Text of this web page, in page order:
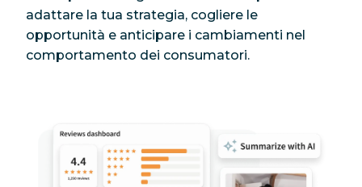
adattare la tua strategia, cogliere le
opportunità e anticipare i cambiamenti nel
comportamento dei consumatori.